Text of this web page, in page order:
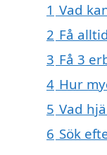
1 Vad
2 Få
3 Få 3
4 Hur
5 Vad
6 Sök